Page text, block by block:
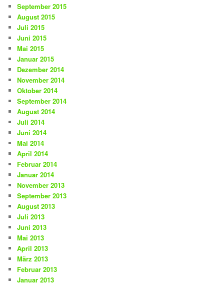
September 2015
August 2015
Juli 2015
Juni 2015
Mai 2015
Januar 2015
Dezember 2014
November 2014
Oktober 2014
September 2014
August 2014
Juli 2014
Juni 2014
Mai 2014
April 2014
Februar 2014
Januar 2014
November 2013
September 2013
August 2013
Juli 2013
Juni 2013
Mai 2013
April 2013
März 2013
Februar 2013
Januar 2013